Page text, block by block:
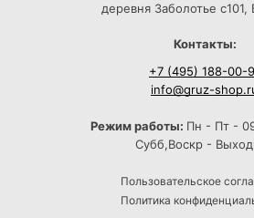
деревня Заболотье
Контакты:
+7 (495) 188-00-
info@gruz-
Режим работы: Пн - Пт -
Субб,Воскр -
Пользовательское
Политика